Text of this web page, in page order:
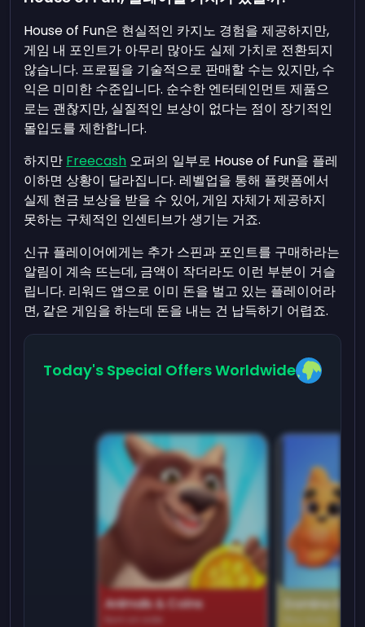
House of Fun은 현실적인 카지노 경험을 제공하지만,
게임 내 포인트가 아무리 많아도 실제 가치로 전환되지
않습니다. 프로필을 기술적으로 판매할 수는 있지만, 수
익은 미미한 수준입니다. 순수한 엔터테인먼트 제품으
로는 괜찮지만, 실질적인 보상이 없다는 점이 장기적인
몰입도를 제한합니다.
하지만 Freecash 오퍼의 일부로 House of Fun을 플레
이하면 상황이 달라집니다. 레벨업을 통해 플랫폼에서
실제 현금 보상을 받을 수 있어, 게임 자체가 제공하지
못하는 구체적인 인센티브가 생기는 거죠.
신규 플레이어에게는 추가 스핀과 포인트를 구매하라는
알림이 계속 뜨는데, 금액이 작더라도 이런 부분이 거슬
립니다. 리워드 앱으로 이미 돈을 벌고 있는 플레이어라
면, 같은 게임을 하는데 돈을 내는 건 납득하기 어렵죠.
Today's Special Offers Worldwide
Animals & Coins
Earn on side
Domino